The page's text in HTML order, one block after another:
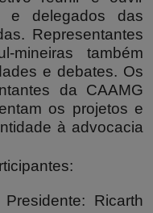
e delegados das
Representantes
também
e debates. Os
da CAAMG
os projetos e
à advocacia
Ricarth